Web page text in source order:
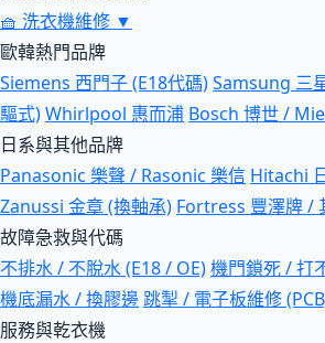
🧺 洗衣機維修 ▼
歐韓熱門品牌
Siemens 西門子 (E18代碼)Samsung 三
驅式)Whirlpool 惠而浦 Bosch 博世 /
日系與其他品牌
Panasonic 樂聲 / Rasonic 樂信 Hitachi
Zanussi 金章 (換軸承) Fortress 豐澤牌 /
故障急救與代碼
不排水 / 不脫水 (E18 / OE)機門鎖死 / 打
機底漏水 / 換膠邊跳掣 / 電子板維修
服務與乾衣機